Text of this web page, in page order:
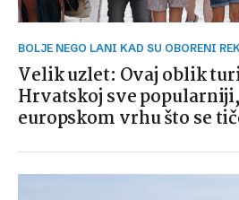
BOLJE NEGO LANI KAD SU OBORENI
Velik uzlet: Ovaj oblik
Hrvatskoj sve
europskom vrhu što se